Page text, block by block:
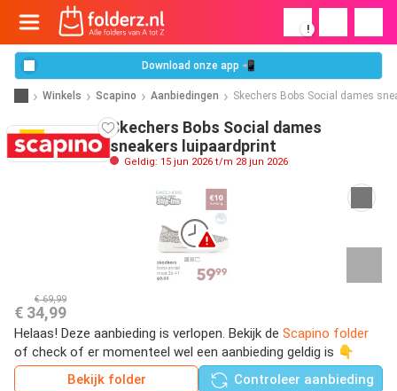
!
Download onze app 📲
Winkels Scapino Aanbiedingen Skechers Bobs Social dames
Skechers Bobs Social dames
sneakers luipaardprint
Geldig: 15 jun 2026 t/m 28 jun 2026
€ 69,99
€ 34,99
Helaas! Deze aanbieding is verlopen. Bekijk de Scapino folder
of check of er momenteel wel een aanbieding geldig is 👇
Bekijk folder
Controleer aanbieding